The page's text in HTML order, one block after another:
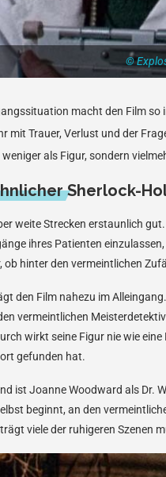
©
macht den Film
mit Trauer, Verlust und der
als Figur, sondern
Sherlock-
weite Strecken erstaunlich
ihres Patienten
ob hinter den vermeintlichen
den Film nahezu im
vermeintlichen
wirkt seine Figur nie wie
gefunden hat.
ist Joanne Woodward als Dr.
beginnt, an den
viele der ruhigeren Szenen